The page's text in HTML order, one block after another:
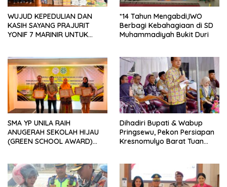
WUJUD KEPEDULIAN DAN
KASIH SAYANG PRAJURIT
YONIF 7 MARINIR UNTUK
*14 Tahun Mengabdi,IWO
Berbagi Kebahagiaan di SD
Muhammadiyah Bukit Duri
SMA YP UNILA RAIH
ANUGERAH SEKOLAH HIJAU
(GREEN SCHOOL AWARD)
Dihadiri Bupati & Wabup
Pringsewu, Pekon Persiapan
Kresnomulyo Barat Tuan